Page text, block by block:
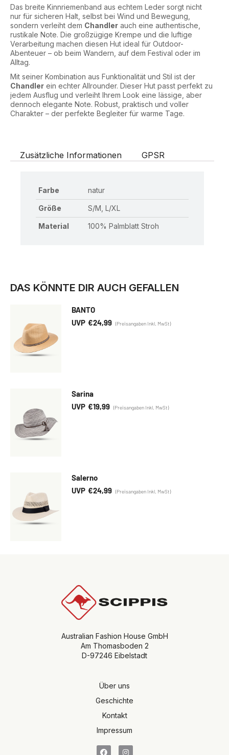
Das breite Kinnriemenband aus echtem Leder sorgt nicht
nur für sicheren Halt, selbst bei Wind und Bewegung,
sondern verleiht dem Chandler auch eine authentische,
rustikale Note. Die großzügige Krempe und die luftige
Verarbeitung machen diesen Hut ideal für Outdoor-
Abenteuer – ob beim Wandern, auf dem Festival oder im
Alltag.
Mit seiner Kombination aus Funktionalität und Stil ist der
Chandler ein echter Allrounder. Dieser Hut passt perfekt zu
jedem Ausflug und verleiht Ihrem Look eine lässige, aber
dennoch elegante Note. Robust, praktisch und voller
Charakter – der perfekte Begleiter für warme Tage.
Zusätzliche Informationen GPSR
Farbe natur
Größe S/M, L/XL
Material 100% Palmblatt Stroh
DAS KÖNNTE DIR AUCH GEFALLEN
BANTO
€24,99
Sarina
€19,99
Salerno
€24,99
Australian Fashion House GmbH
Am Thomasboden 2
D-97246 Eibelstadt
Über uns
Geschichte
Kontakt
Impressum